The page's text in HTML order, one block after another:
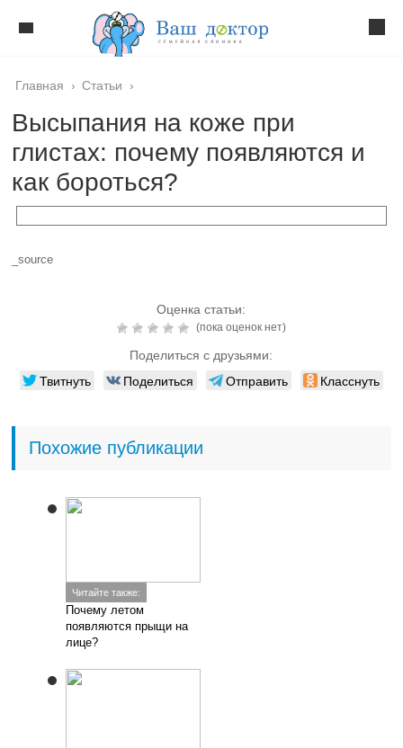
Главная › Статьи ›
Высыпания на коже при
глистах: почему появляются и
как бороться?
_source
Оценка статьи:
(пока оценок нет)
Поделиться с друзьями:
Твитнуть Поделиться Отправить Класснуть
Похожие публикации
Читайте также:
Почему летом
появляются прыщи на
лице?